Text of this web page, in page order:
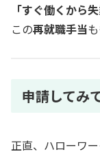
「すぐ働くから
この再就職手当
申請してみ
正直、ハローワ